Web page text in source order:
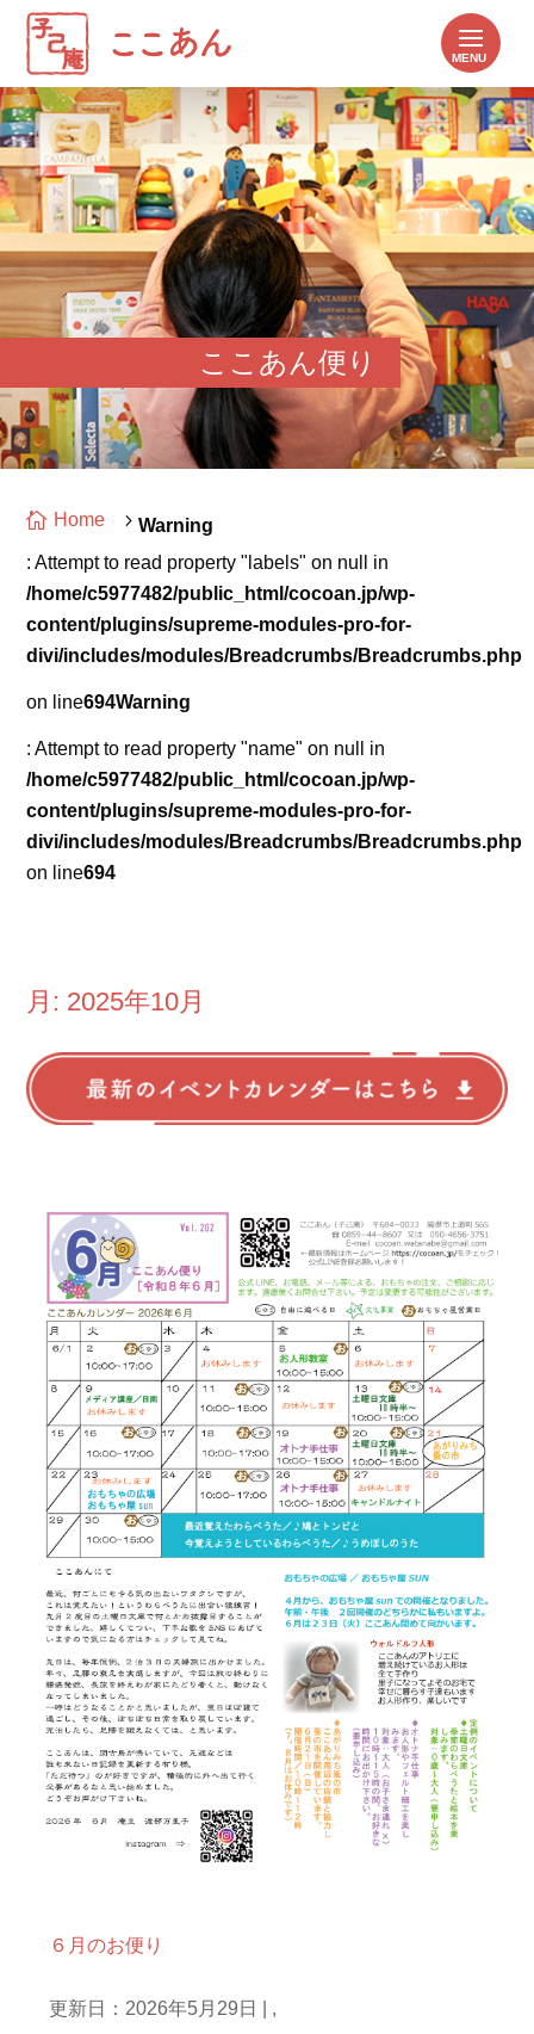
ここあん便り
 Home 5Warning
: Attempt to read property "labels" on null in
/home/c5977482/public_html/cocoan.jp/wp-
content/plugins/supreme-modules-pro-for-
divi/includes/modules/Breadcrumbs/Breadcrumbs.php
on line694Warning
: Attempt to read property "name" on null in
/home/c5977482/public_html/cocoan.jp/wp-
content/plugins/supreme-modules-pro-for-
divi/includes/modules/Breadcrumbs/Breadcrumbs.php
on line694
月: 2025年10月
６月のお便り
更新日：2026年5月29日 ,